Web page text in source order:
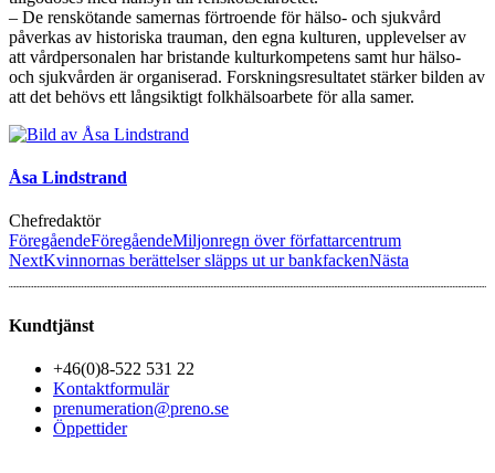
– De renskötande samernas förtroende för hälso- och sjukvård
påverkas av historiska trauman, den egna kulturen, upplevelser av
att vårdpersonalen har bristande kulturkompetens samt hur hälso-
och sjukvården är organiserad. Forskningsresultatet stärker bilden av
att det behövs ett långsiktigt folkhälsoarbete för alla samer.
Åsa Lindstrand
Chefredaktör
FöregåendeFöregåendeMiljonregn över författarcentrum
NextKvinnornas berättelser släpps ut ur bankfackenNästa
Kundtjänst
+46(0)8-522 531 22
Kontaktformulär
prenumeration@preno.se
Öppettider